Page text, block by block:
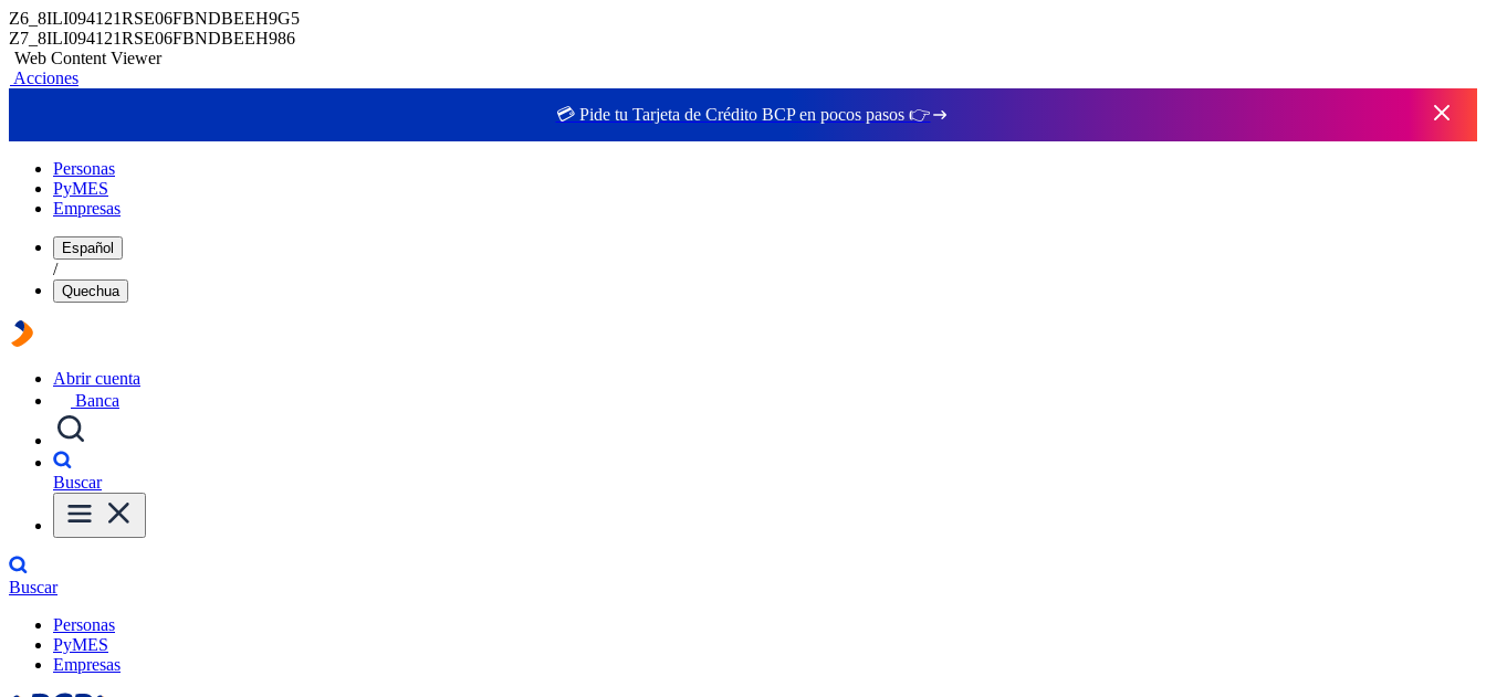
Z6_8ILI094121RSE06FBNDBEEH9G5
Z7_8ILI094121RSE06FBNDBEEH986
Web Content Viewer
Acciones
💳 Pide tu Tarjeta de Crédito BCP en pocos pasos 👉
Personas
PyMES
Empresas
Español
/
Quechua
Abrir cuenta
Banca
Buscar
Buscar
Personas
PyMES
Empresas